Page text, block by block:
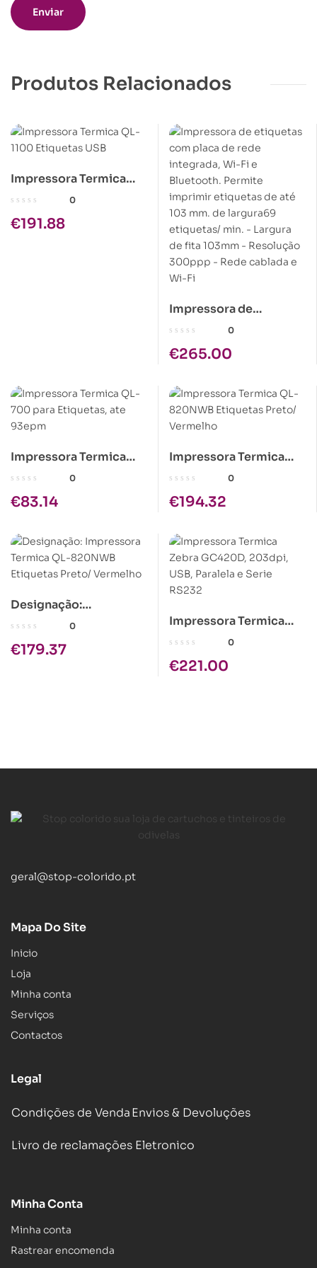
Produtos Relacionados
Impressora Termica
QL-1100 Etiquetas USB
0
€191.88
Impressora de
etiquetas com placa de
Bluetooth. Permite
até 103 mm. de
largura69 etiquetas/
min. – Largura de fita
300ppp – Rede cablada
e Wi-Fi
0
€265.00
Impressora Termica
QL-700 para Etiquetas,
0
€83.14
Impressora Termica
QL-820NWB Etiquetas
0
€194.32
Designação:
Impressora Termica
Preto/ Vermelho
0
€179.37
Impressora Termica
Zebra GC420D, 203dpi,
RS232
0
€221.00
geral@stop-colorido.pt
Mapa Do Site
Inicio
Loja
Minha conta
Serviços
Contactos
Legal
Condições de VendaEnvios & Devoluções
Livro de reclamações Eletronico
Minha Conta
Minha conta
Rastrear encomenda